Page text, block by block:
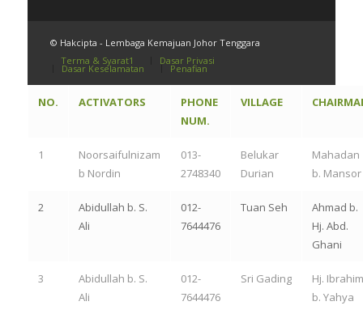
© Hakcipta - Lembaga Kemajuan Johor Tenggara
Terma & Syarat1
Dasar Privasi
Dasar Keselamatan Penafian
NO. ACTIVATORS
PHONE
NUM.
VILLAGE
1
Noorsaifulnizam
b Nordin
013-
2748340
Belukar
Durian
Mahadan
b. Mansor
2
Abidullah b. S.
Ali
012-
7644476
Tuan Seh
Ahmad b.
Hj. Abd.
Ghani
3
Abidullah b. S.
Ali
012-
7644476
Sri Gading
Hj. Ibrahim
b. Yahya